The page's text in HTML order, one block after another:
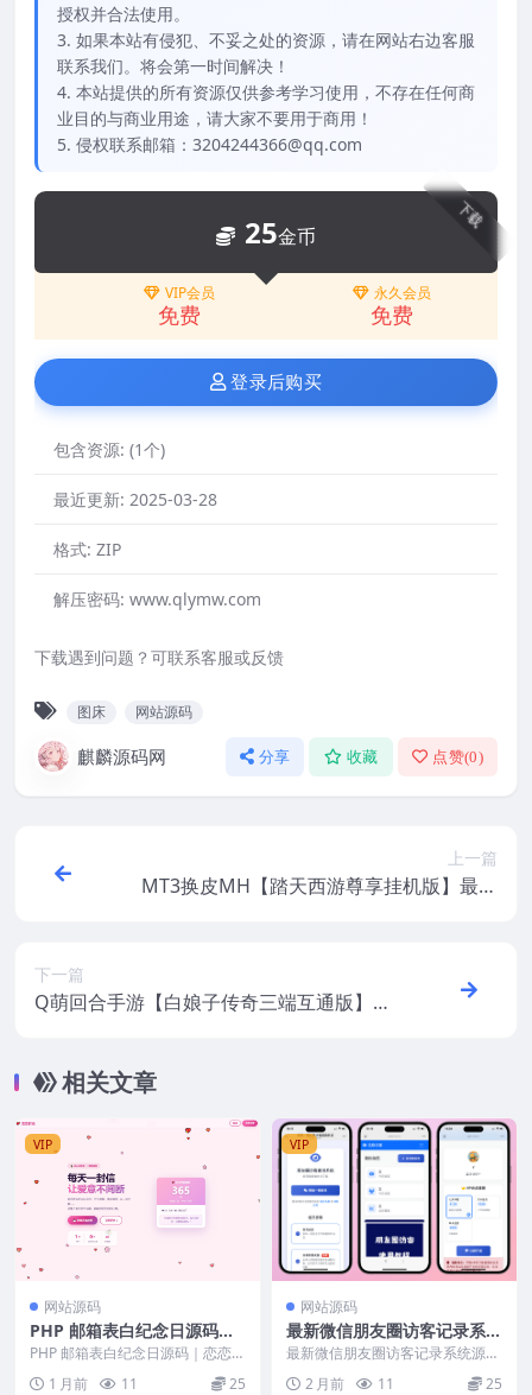
授权并合法使用。
3. 如果本站有侵犯、不妥之处的资源，请在网站右边客服
联系我们。将会第一时间解决！
4. 本站提供的所有资源仅供参考学习使用，不存在任何商
业目的与商业用途，请大家不要用于商用！
5. 侵权联系邮箱：3204244366@qq.com
下载
25金币
VIP会员
免费
永久会员
免费
登录后购买
包含资源: (1个)
最近更新: 2025-03-28
格式: ZIP
解压密码: www.qlymw.com
下载遇到问题？可联系客服或反馈
图床 网站源码
麒麟源码网 分享 收藏 点赞(0)
上一篇
MT3换皮MH【踏天西游尊享挂机版】最新
下一篇
Q萌回合手游【白娘子传奇三端互通版】最
相关文章
VIP
网站源码
PHP 邮箱表白纪念日源码｜
恋恋时光情侣告白网站源码
PHP 邮箱表白纪念日源码｜恋恋时
光情侣告白网站源码 本套源码是
基于PHP+My...
1 月前 11 25
VIP
网站源码
最新微信朋友圈访客记录系统
源码
最新微信朋友圈访客记录系统源
码，一款可以查看朋友圈访客的程
序，原理是通过程序生成...
2 月前 11 25